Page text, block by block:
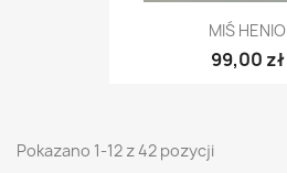
MIŚ HENIO
99,00 zł
Pokazano 1-12 z 42 pozycji